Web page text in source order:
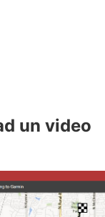
un video